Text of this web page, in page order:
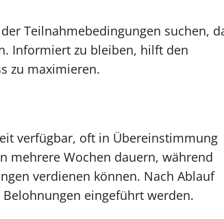
Teilnahmebedingungen suchen,
Informiert zu bleiben, hilft den
zu maximieren.
verfügbar, oft in Übereinstimmung
mehrere Wochen dauern, während
verdienen können. Nach Ablauf
eingeführt werden.